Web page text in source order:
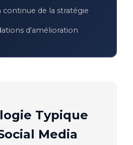
de la stratégie
d'amélioration
Typique
Media